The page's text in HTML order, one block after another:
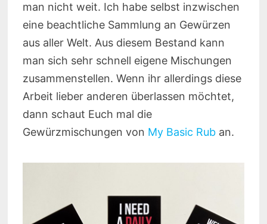
man nicht weit. Ich habe selbst inzwischen
eine beachtliche Sammlung an Gewürzen
aus aller Welt. Aus diesem Bestand kann
man sich sehr schnell eigene Mischungen
zusammenstellen. Wenn ihr allerdings diese
Arbeit lieber anderen überlassen möchtet,
dann schaut Euch mal die
Gewürzmischungen von My Basic Ruban.